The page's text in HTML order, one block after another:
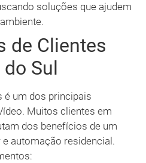
soluções que ajudem
de Clientes
Sul
um dos principais
Muitos clientes em
dos benefícios de um
automação residencial.